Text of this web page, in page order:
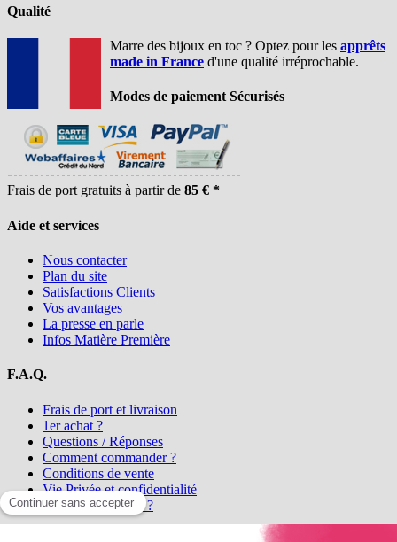
Qualité
Marre des bijoux en toc ? Optez pour les apprêts
made in France d'une qualité irréprochable.
Modes de paiement Sécurisés
Frais de port gratuits à partir de 85 € *
Aide et services
Nous contacter
Plan du site
Satisfactions Clients
Vos avantages
La presse en parle
Infos Matière Première
F.A.Q.
Frais de port et livraison
1er achat ?
Questions / Réponses
Comment commander ?
Conditions de vente
Vie Privée et confidentialité
Qui sommes-nous ?